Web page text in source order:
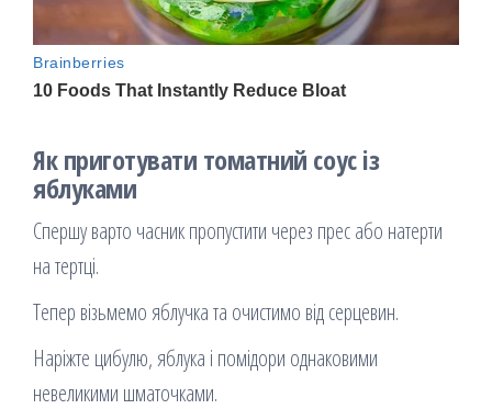
Як приготувати томатний соус із
яблуками
Спершу варто часник пропустити через прес або натерти
на тертці.
Тепер візьмемо яблучка та очистимо від серцевин.
Наріжте цибулю, яблука і помідори однаковими
невеликими шматочками.